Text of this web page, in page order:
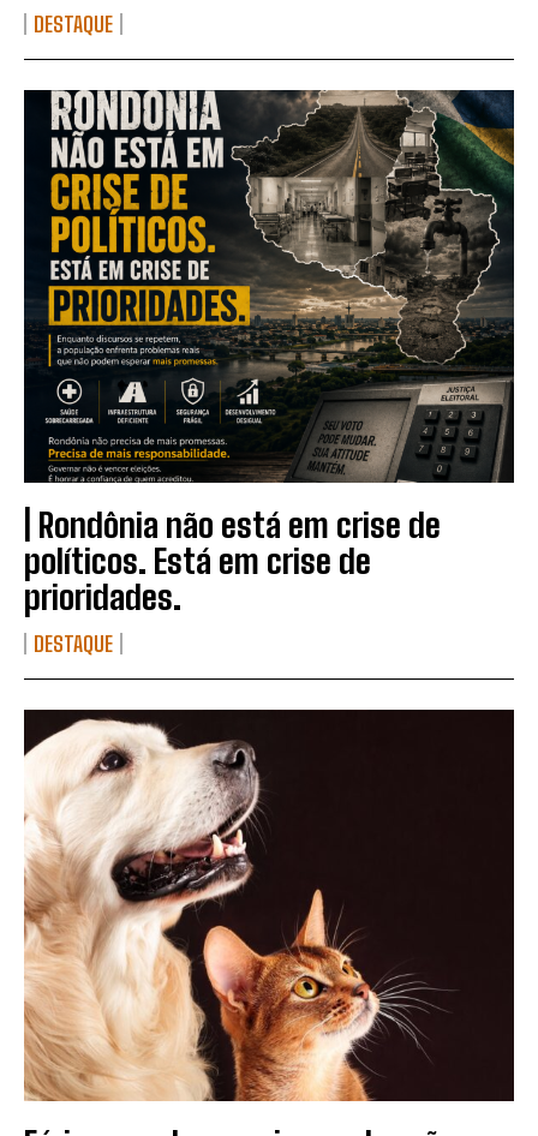
DESTAQUE
| Rondônia não está em crise de
políticos. Está em crise de
prioridades.
DESTAQUE